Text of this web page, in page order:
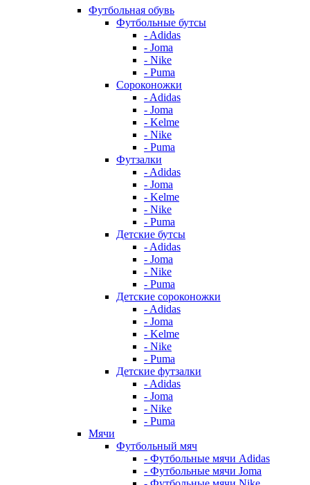
Футбольная обувь
Футбольные бутсы
- Adidas
- Joma
- Nike
- Puma
Сороконожки
- Adidas
- Joma
- Kelme
- Nike
- Puma
Футзалки
- Adidas
- Joma
- Kelme
- Nike
- Puma
Детские бутсы
- Adidas
- Joma
- Nike
- Puma
Детские сороконожки
- Adidas
- Joma
- Kelme
- Nike
- Puma
Детские футзалки
- Adidas
- Joma
- Nike
- Puma
Мячи
Футбольный мяч
- Футбольные мячи Adidas
- Футбольные мячи Joma